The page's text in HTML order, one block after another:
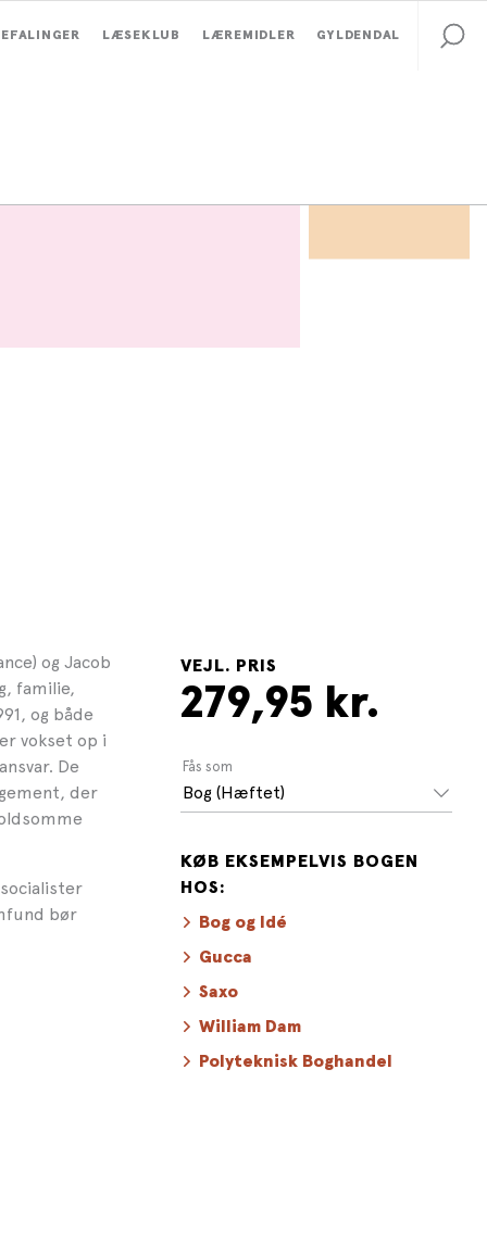
LÆSEKLUB LÆREMIDLER GYLDENDAL
og Jacob
familie,
og både
vokset op i
De
der
bør
VEJL. PRIS
279,95 kr.
Fås som
Bog (Hæftet)
KØB EKSEMPELVIS BOGEN
HOS:
Bog og Idé
Gucca
Saxo
William Dam
Polyteknisk Boghandel